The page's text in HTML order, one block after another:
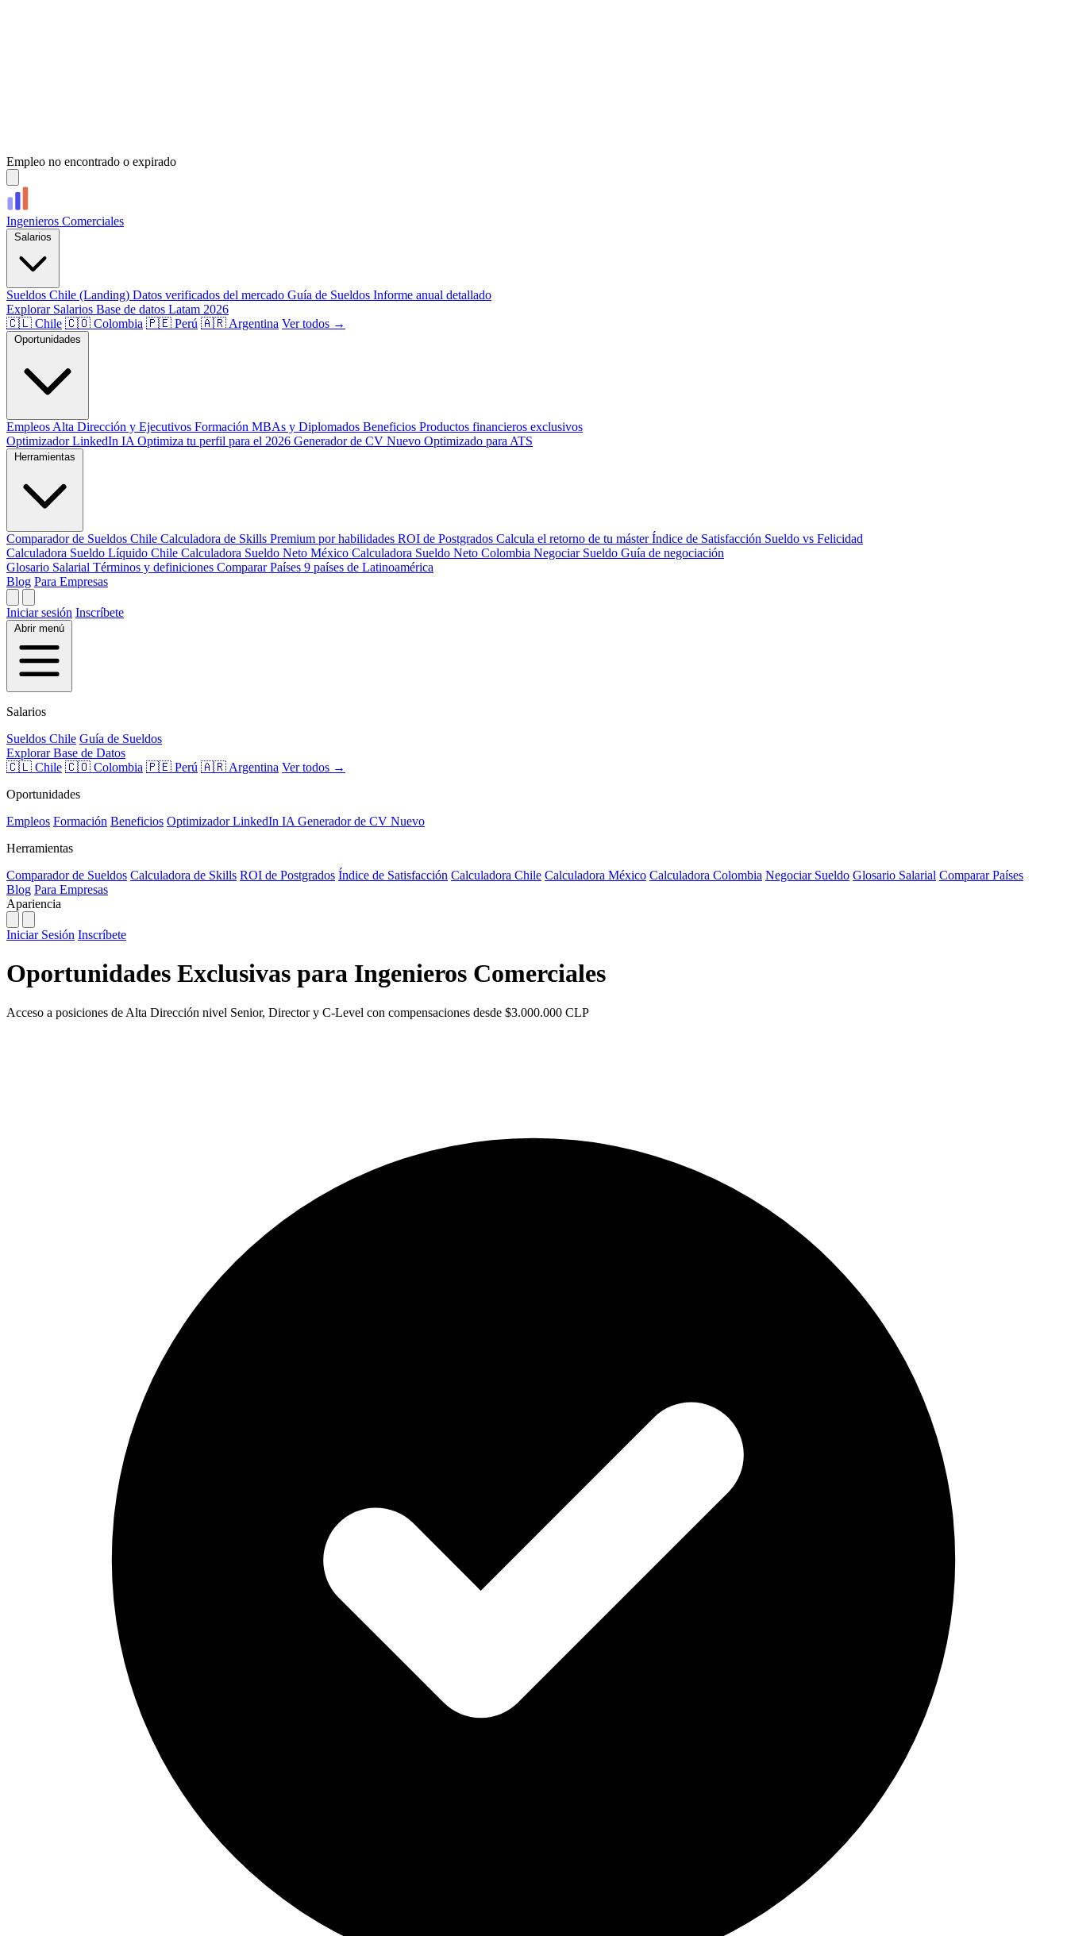
Empleo no encontrado o expirado
Ingenieros Comerciales
Salarios
Sueldos Chile (Landing) Datos verificados del mercado Guía de Sueldos Informe anual detallado
Explorar Salarios Base de datos Latam 2026
🇨🇱 Chile 🇨🇴 Colombia 🇵🇪 Perú 🇦🇷 Argentina Ver todos →
Oportunidades
Empleos Alta Dirección y Ejecutivos Formación MBAs y Diplomados Beneficios Productos financieros exclusivos
Optimizador LinkedIn IA Optimiza tu perfil para el 2026 Generador de CV Nuevo Optimizado para ATS
Herramientas
Comparador de Sueldos Chile Calculadora de Skills Premium por habilidades ROI de Postgrados Calcula el retorno de tu máster Índice de Satisfacción Sueldo vs Felicidad
Calculadora Sueldo Líquido Chile Calculadora Sueldo Neto México Calculadora Sueldo Neto Colombia Negociar Sueldo Guía de negociación
Glosario Salarial Términos y definiciones Comparar Países 9 países de Latinoamérica
Blog Para Empresas
Iniciar sesión Inscríbete
Abrir menú
Salarios
Sueldos Chile Guía de Sueldos
Explorar Base de Datos
🇨🇱 Chile 🇨🇴 Colombia 🇵🇪 Perú 🇦🇷 Argentina Ver todos →
Oportunidades
Empleos Formación Beneficios Optimizador LinkedIn IA Generador de CV Nuevo
Herramientas
Comparador de Sueldos Calculadora de Skills ROI de Postgrados Índice de Satisfacción Calculadora Chile Calculadora México Calculadora Colombia Negociar Sueldo Glosario Salarial Comparar Países
Blog Para Empresas
Apariencia
Iniciar Sesión Inscríbete
Oportunidades Exclusivas para Ingenieros Comerciales
Acceso a posiciones de Alta Dirección nivel Senior, Director y C-Level con compensaciones desde $3.000.000 CLP